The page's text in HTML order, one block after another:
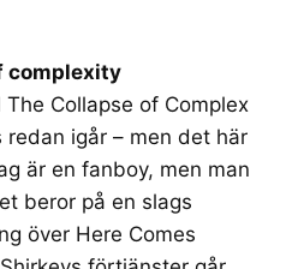
complexity
Collapse of Complex
redan igår – men det här
är en fanboy, men man
beror på en slags
över Here Comes